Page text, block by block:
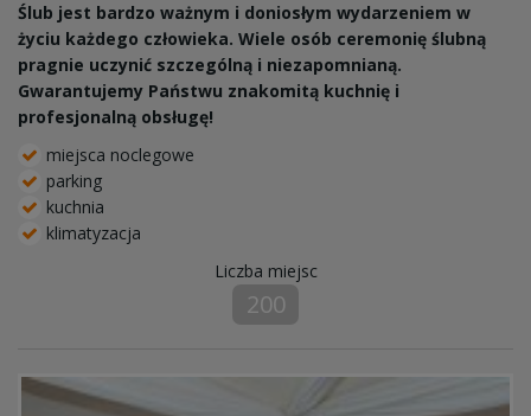
Ślub jest bardzo ważnym i doniosłym wydarzeniem w
życiu każdego człowieka. Wiele osób ceremonię ślubną
pragnie uczynić szczególną i niezapomnianą.
Gwarantujemy Państwu znakomitą kuchnię i
profesjonalną obsługę!
miejsca noclegowe
parking
kuchnia
klimatyzacja
Liczba miejsc
200